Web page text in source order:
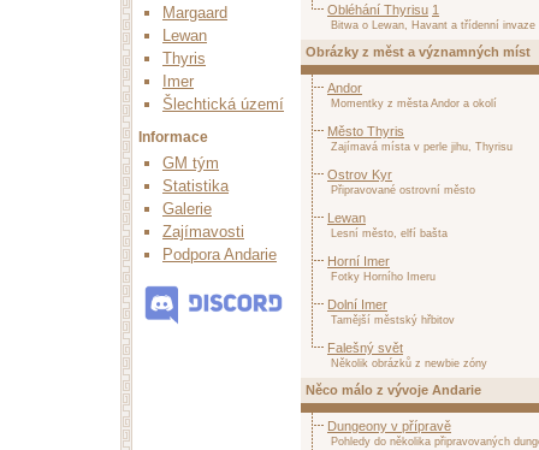
Margaard
Lewan
Thyris
Imer
Šlechtická území
Informace
GM tým
Statistika
Galerie
Zajímavosti
Podpora Andarie
Obléhání Thyrisu 1
Bitwa o Lewan, Havant a třídenní invaze
Obrázky z měst a významných míst
Andor
Momentky z města Andor a okolí
Město Thyris
Zajímavá místa v perle jihu, Thyrisu
Ostrov Kyr
Připravované ostrovní město
Lewan
Lesní město, elfí bašta
Horní Imer
Fotky Horního Imeru
Dolní Imer
Tamější městský hřbitov
Falešný svět
Několik obrázků z newbie zóny
Něco málo z vývoje Andarie
Dungeony v přípravě
Pohledy do několika připravovaných